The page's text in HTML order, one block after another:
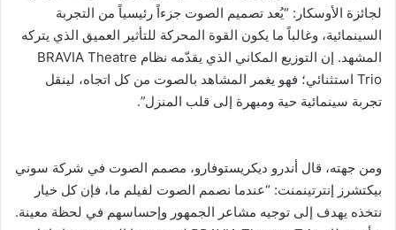
لجائزة الأوسكار: “يُعد تصميم الصوت جزءاً رئيسياً من التجربة
السينمائية، وغالباً ما يكون القوة المحركة للتأثير العميق الذي يتركه
المشهد. إن التوزيع المكاني الذي يقدّمه نظام BRAVIA Theatre
Trio استثنائي؛ فهو يغمر المشاهد بالصوت من كل اتجاه، لينقل
تجربة سينمائية حية ومبهرة إلى قلب المنزل”.
ومن جهته، قال أندرو ديكريستوفارو، مصمم الصوت في شركة سوني
بيكتشرز إنترتينمنت: “عندما نصمم الصوت لفيلم ما، فإن كل خيار
نتخذه يهدف إلى توجيه مشاعر الجمهور وإحساسهم في لحظة معينة.